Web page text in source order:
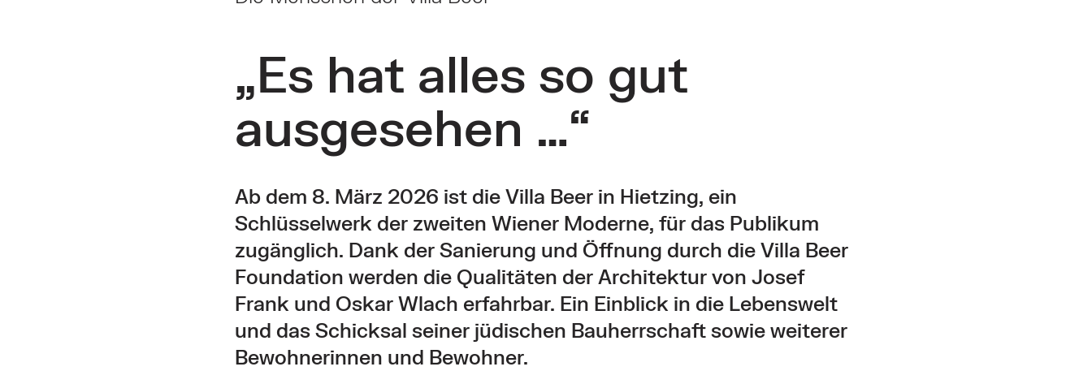
„Es hat alles so gut
ausgesehen …“
Ab dem 8. März 2026 ist die Villa Beer in Hietzing, ein
Schlüsselwerk der zweiten Wiener Moderne, für das Publikum
zugänglich. Dank der Sanierung und Öffnung durch die Villa Beer
Foundation werden die Qualitäten der Architektur von Josef
Frank und Oskar Wlach erfahrbar. Ein Einblick in die Lebenswelt
und das Schicksal seiner jüdischen Bauherrschaft sowie weiterer
Bewohnerinnen und Bewohner.